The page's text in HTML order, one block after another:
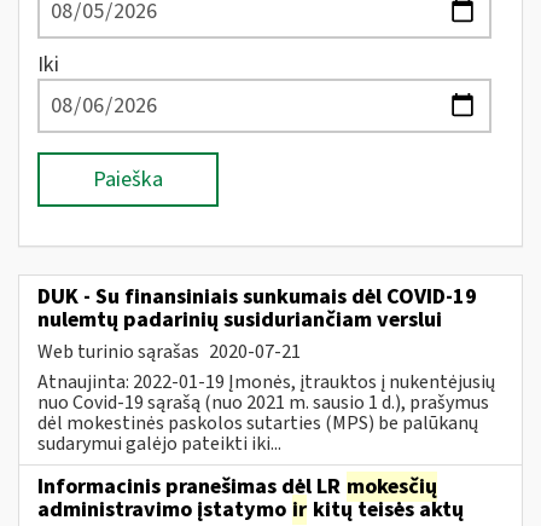
Iki
Paieška
DUK - Su finansiniais sunkumais dėl COVID-19
nulemtų padarinių susiduriančiam verslui
Web turinio sąrašas 2020-07-21
Atnaujinta: 2022-01-19 Įmonės, įtrauktos į nukentėjusių
nuo Covid-19 sąrašą (nuo 2021 m. sausio 1 d.), prašymus
dėl mokestinės paskolos sutarties (MPS) be palūkanų
sudarymui galėjo pateikti iki...
Informacinis pranešimas dėl LR mokesčių
administravimo įstatymo ir kitų teisės aktų